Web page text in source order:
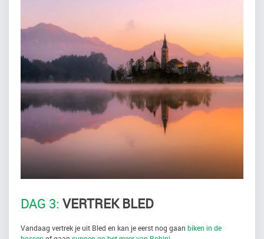
DAG 3: VERTREK BLED
Vandaag vertrek je uit Bled en kan je eerst nog gaan biken in de